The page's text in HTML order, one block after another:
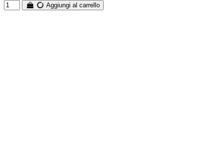
Aggiungi al carrello